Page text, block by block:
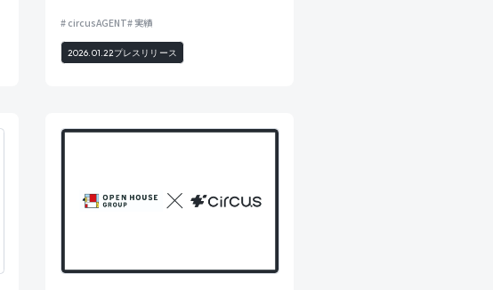
circusAGENT 実績
2026.01.22プレスリリース